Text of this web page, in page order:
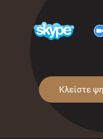
Κλείστε